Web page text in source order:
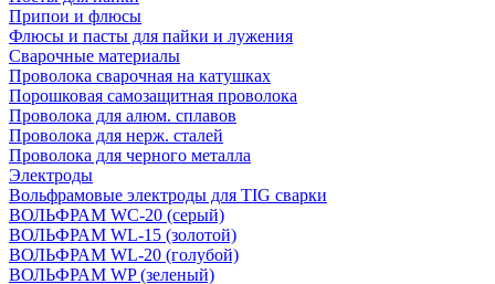
Припои и флюсы
Флюсы и пасты для пайки и лужения
Сварочные материалы
Проволока сварочная на катушках
Порошковая самозащитная проволока
Проволока для алюм. сплавов
Проволока для нерж. сталей
Проволока для черного металла
Электроды
Вольфрамовые электроды для TIG сварки
ВОЛЬФРАМ WC-20 (серый)
ВОЛЬФРАМ WL-15 (золотой)
ВОЛЬФРАМ WL-20 (голубой)
ВОЛЬФРАМ WP (зеленый)